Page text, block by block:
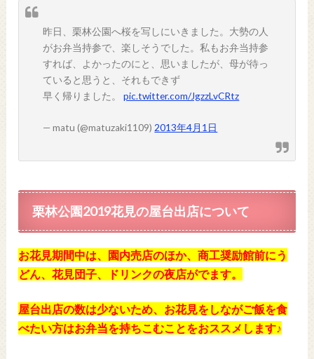
昨日、栗林公園へ桜を写しにいきました。大勢の人
がお弁当持参で、楽しそうでした。私もお弁当持参
すれば、よかったのにと、思いましたが、母が待っ
ていると思うと、それもできず
早く帰りました。pic.twitter.com/JgzzLvCRtz
— matu (@matuzaki1109) 2013年4月1日
栗林公園2019花見の屋台出店について
お花見期間中は、園内売店のほか、商工奨励館前にう
どん、花見団子、ドリンクの夜店がでます。
屋台出店の数は少ないため、お花見をしながご飯を食
べたい方はお弁当を持ちこむことをおススメします♪